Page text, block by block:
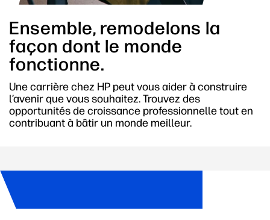
Ensemble, remodelons la
façon dont le monde
fonctionne.
Une carrière chez HP peut vous aider à construire
l’avenir que vous souhaitez. Trouvez des
opportunités de croissance professionnelle tout en
contribuant à bâtir un monde meilleur.